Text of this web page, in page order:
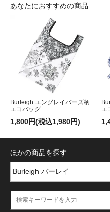
あなたにおすすめの商品
Burleigh エングレイバーズ柄
エコバッグ
1,800円(税込1,980円)
エ
ほかの商品を探す